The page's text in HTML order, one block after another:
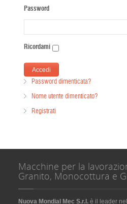
Password
Ricordami
Password dimenticata?
Nome utente dimenticato?
Registrati
Macchine per la
Granito, Monocottura e
Nuova Mondial Mec S.r.l. è il leader